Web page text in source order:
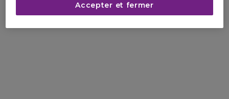
Accepter et fermer